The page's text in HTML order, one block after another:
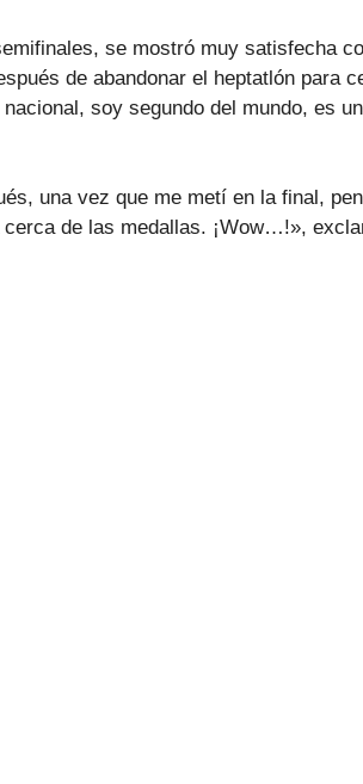
se mostró muy satisfecha
de abandonar el heptatlón para
soy segundo del mundo, es
una vez que me metí en la final,
de las medallas. ¡Wow…!»,